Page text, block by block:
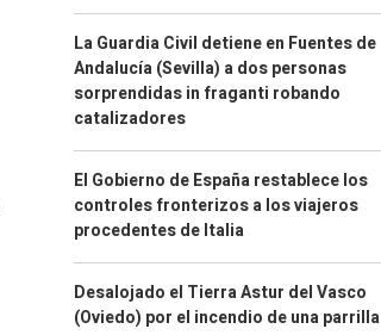
La Guardia Civil detiene en Fuentes de
Andalucía (Sevilla) a dos personas
sorprendidas in fraganti robando
catalizadores
El Gobierno de España restablece los
controles fronterizos a los viajeros
procedentes de Italia
Desalojado el Tierra Astur del Vasco
(Oviedo) por el incendio de una parrilla